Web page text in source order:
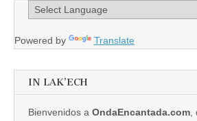
Powered by Translate
IN LAK’ECH
Bienvenidos a OndaEncantada.com